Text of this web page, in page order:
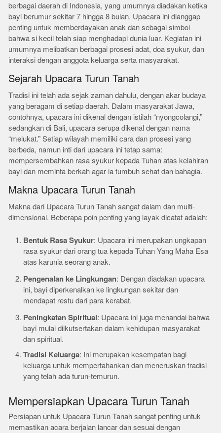
berbagai daerah di Indonesia, yang umumnya diadakan ketika
bayi berumur sekitar 7 hingga 8 bulan. Upacara ini dianggap
penting untuk memberdayakan anak dan sebagai simbol
bahwa si kecil telah siap menghadapi dunia luar. Kegiatan ini
umumnya melibatkan berbagai prosesi adat, doa syukur, dan
interaksi dengan anggota keluarga serta masyarakat.
Sejarah Upacara Turun Tanah
Tradisi ini telah ada sejak zaman dahulu, dengan akar budaya
yang beragam di setiap daerah. Dalam masyarakat Jawa,
contohnya, upacara ini dikenal dengan istilah “nyongcolangi,”
sedangkan di Bali, upacara serupa dikenal dengan nama
“melukat.” Setiap wilayah memiliki cara dan prosesi yang
berbeda, namun inti dari upacara ini tetap sama:
mempersembahkan rasa syukur kepada Tuhan atas kelahiran
bayi dan meminta berkah agar ia tumbuh sehat dan bahagia.
Makna Upacara Turun Tanah
Makna dari Upacara Turun Tanah sangat dalam dan multi-
dimensional. Beberapa poin penting yang layak dicatat adalah:
Bentuk Rasa Syukur: Upacara ini merupakan ungkapan
rasa syukur dari orang tua kepada Tuhan Yang Maha Esa
atas karunia seorang anak.
Pengenalan ke Lingkungan: Dengan diadakan upacara
ini, bayi diperkenalkan ke lingkungan sekitar dan
mendapat restu dari para kerabat.
Peningkatan Spiritual: Upacara ini juga menandai bahwa
bayi mulai diikutsertakan dalam kehidupan masyarakat
dan spiritual.
Tradisi Keluarga: Ini merupakan kesempatan bagi
keluarga untuk mempertahankan dan meneruskan tradisi
yang telah ada turun-temurun.
Mempersiapkan Upacara Turun Tanah
Persiapan untuk Upacara Turun Tanah sangat penting untuk
memastikan acara berjalan lancar dan sesuai dengan